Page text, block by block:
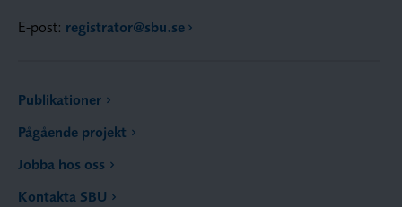
E-post: registrator@sbu.se
Publikationer
Pågående projekt
Jobba hos oss
Kontakta SBU